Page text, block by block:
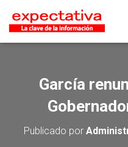
García
Publicado por